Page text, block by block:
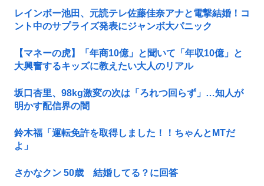
レインボー池田、元読テレ佐藤佳奈アナと電撃結婚！コ
ント中のサプライズ発表にジャンボ大パニック
【マネーの虎】「年商10億」と聞いて「年収10億」と
大興奮するキッズに教えたい大人のリアル
坂口杏里、98kg激変の次は「ろれつ回らず」…知人が
明かす配信界の闇
鈴木福「運転免許を取得しました！！ちゃんとMTだ
よ」
さかなクン 50歳 結婚してる？に回答